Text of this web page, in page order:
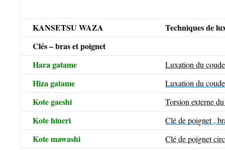
KANSETSU WAZA
Techniques de
Clés – bras et poignet
Hara gatame
Luxation du
Hiza gatame Luxation du
Kote gaeshi Torsion externe
Kote hineri Clé de poignet ,
Kote mawashi Clé de poignet